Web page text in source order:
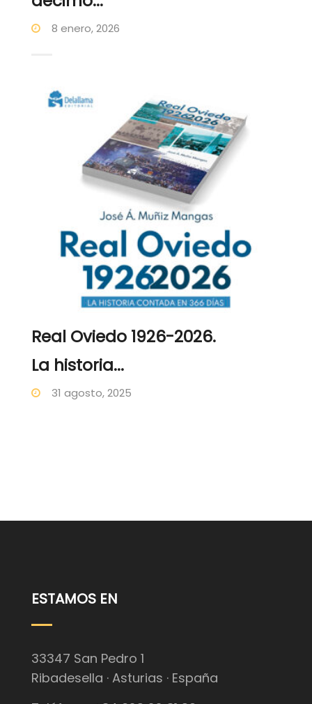
8 enero, 2026
Real Oviedo 1926-2026.
La historia...
31 agosto, 2025
ESTAMOS EN
33347 San Pedro 1
Ribadesella · Asturias · España